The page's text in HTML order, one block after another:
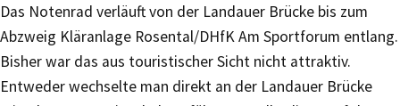
Das Notenrad verläuft von der Landauer Brücke bis zum
Abzweig Kläranlage Rosental/DHfK Am Sportforum entlang.
Bisher war das aus touristischer Sicht nicht attraktiv.
Entweder wechselte man direkt an der Landauer Brücke